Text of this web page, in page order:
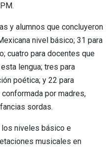
y alumnos que concluyeron
nivel básico; 31 para
cuatro para docentes que
lengua; tres para
poética; y 22 para
por madres,
sordas.
los niveles básico e
musicales en